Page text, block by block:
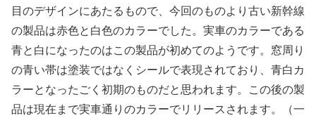
目のデザインにあたるもので、今回のものより古い新幹線
の製品は赤色と白色のカラーでした。実車のカラーである
青と白になったのはこの製品が初めてのようです。窓周り
の青い帯は塗装ではなくシールで表現されており、青白カ
ラーとなったごく初期のものだと思われます。この後の製
品は現在まで実車通りのカラーでリリースされます。（一